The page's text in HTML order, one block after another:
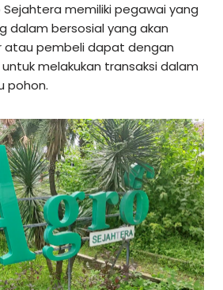
Sejahtera memiliki pegawai yang
dalam bersosial yang akan
pembeli dapat dengan
melakukan transaksi dalam
pohon.